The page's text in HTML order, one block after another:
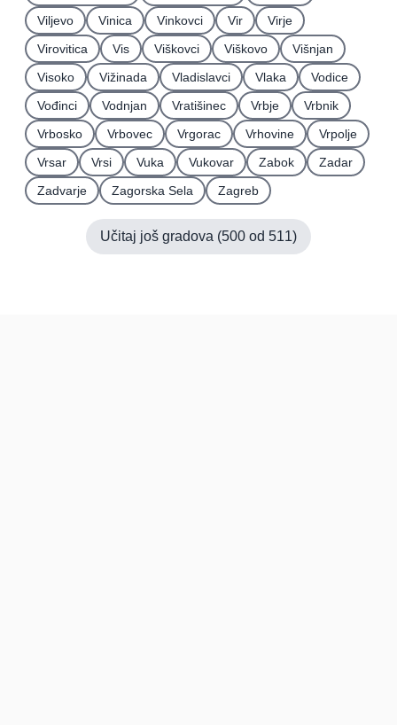
Viljevo
Vinica Vinkovci Vir
Virje
Virovitica
Vis Viškovci Viškovo
Višnjan
Visoko
Vižinada Vladislavci Vlaka
Vodice
Vođinci
Vodnjan Vratišinec Vrbje
Vrbnik
Vrbosko
Vrbovec Vrgorac Vrhovine
Vrpolje
Vrsar
Vrsi Vuka Vukovar Zabok
Zadar
Zadvarje
Zagorska Sela Zagreb
Učitaj još gradova (500 od 511)